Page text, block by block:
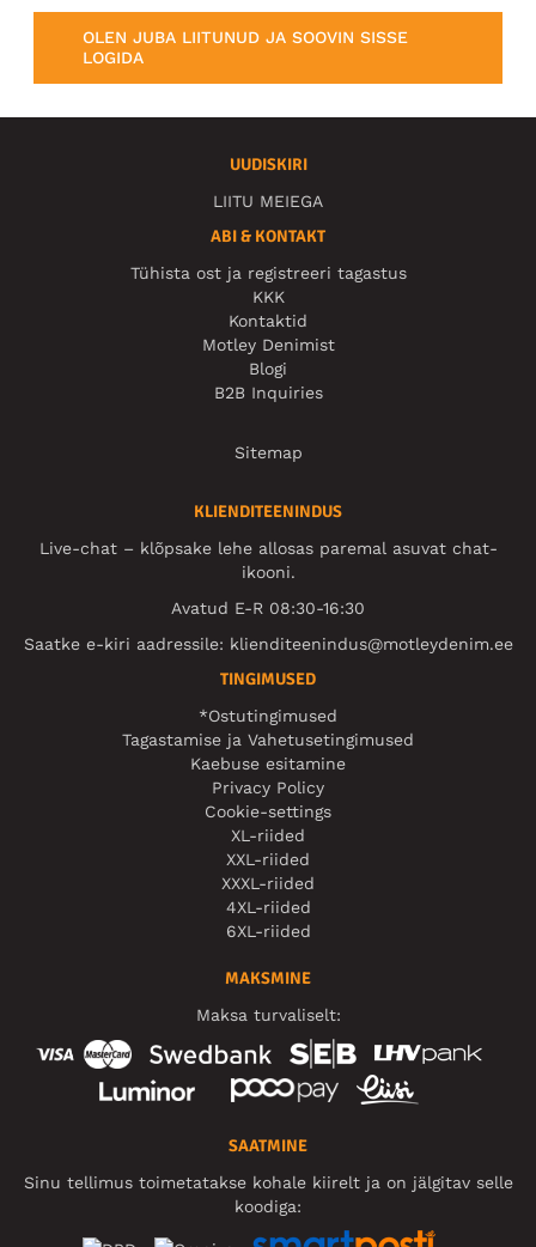
OLEN JUBA LIITUNUD JA SOOVIN SISSE
LOGIDA
UUDISKIRI
LIITU MEIEGA
ABI & KONTAKT
Tühista ost ja registreeri tagastus
KKK
Kontaktid
Motley Denimist
Blogi
B2B Inquiries
Sitemap
KLIENDITEENINDUS
Live-chat – klõpsake lehe allosas paremal asuvat chat-
ikooni.
Avatud E-R 08:30-16:30
Saatke e-kiri aadressile: klienditeenindus@motleydenim.ee
TINGIMUSED
*Ostutingimused
Tagastamise ja Vahetusetingimused
Kaebuse esitamine
Privacy Policy
Cookie-settings
XL-riided
XXL-riided
XXXL-riided
4XL-riided
6XL-riided
MAKSMINE
Maksa turvaliselt:
SAATMINE
Sinu tellimus toimetatakse kohale kiirelt ja on jälgitav selle
koodiga: